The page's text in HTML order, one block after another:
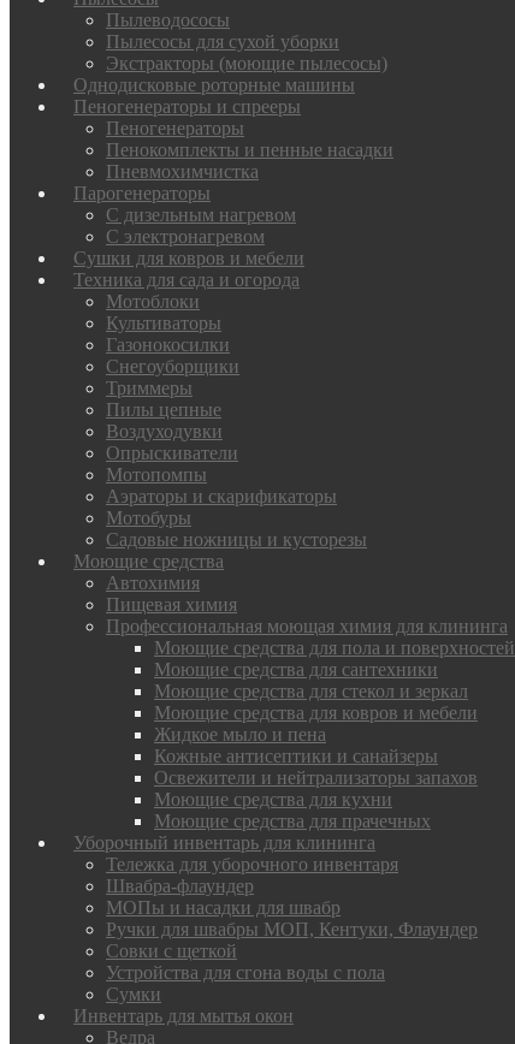
Пылеводососы
Пылесосы для сухой уборки
Экстракторы (моющие пылесосы)
Однодисковые роторные машины
Пеногенераторы и спрееры
Пеногенераторы
Пенокомплекты и пенные насадки
Пневмохимчистка
Парогенераторы
С дизельным нагревом
С электронагревом
Сушки для ковров и мебели
Техника для сада и огорода
Мотоблоки
Культиваторы
Газонокосилки
Снегоуборщики
Триммеры
Пилы цепные
Воздуходувки
Опрыскиватели
Мотопомпы
Аэраторы и скарификаторы
Мотобуры
Садовые ножницы и кусторезы
Моющие средства
Автохимия
Пищевая химия
Профессиональная моющая химия для клининга
Моющие средства для пола и поверхностей
Моющие средства для сантехники
Моющие средства для стекол и зеркал
Моющие средства для ковров и мебели
Жидкое мыло и пена
Кожные антисептики и санайзеры
Освежители и нейтрализаторы запахов
Моющие средства для кухни
Моющие средства для прачечных
Уборочный инвентарь для клининга
Тележка для уборочного инвентаря
Швабра-флаундер
МОПы и насадки для швабр
Ручки для швабры МОП, Кентуки, Флаундер
Совки с щеткой
Устройства для сгона воды с пола
Сумки
Инвентарь для мытья окон
Ведра